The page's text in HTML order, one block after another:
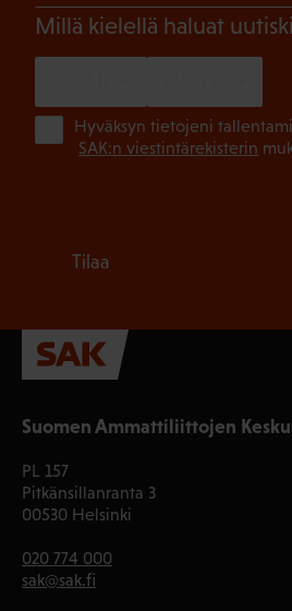
Suomen Ammattiliittojen
PL 157
Pitkänsillanranta 3
00530 Helsinki
020 774 000
sak@sak.fi
Millä kielellä haluat
Hyväksyn tietojeni
SAK:n viestintärekisterin
Tilaa